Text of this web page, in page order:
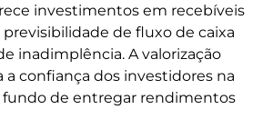
investimentos em recebíveis
de fluxo de caixa
inadimplência. A valorização
a confiança dos investidores na
fundo de entregar rendimentos